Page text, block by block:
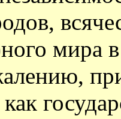
мира